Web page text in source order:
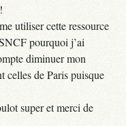
utiliser cette ressource
pourquoi j’ai
diminuer mon
celles de Paris puisque
super et merci de